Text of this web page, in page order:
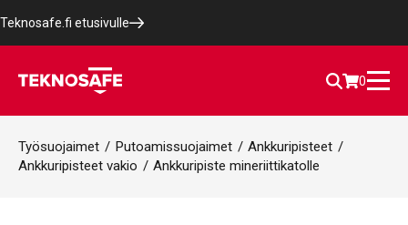
Teknosafe.fi etusivulle
0
Työsuojaimet / Putoamissuojaimet / Ankkuripisteet /
Ankkuripisteet vakio / Ankkuripiste mineriittikatolle